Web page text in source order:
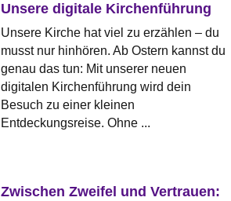
Unsere digitale Kirchenführung
Unsere Kirche hat viel zu erzählen – du
musst nur hinhören. Ab Ostern kannst du
genau das tun: Mit unserer neuen
digitalen Kirchenführung wird dein
Besuch zu einer kleinen
Entdeckungsreise. Ohne ...
Zwischen Zweifel und Vertrauen: